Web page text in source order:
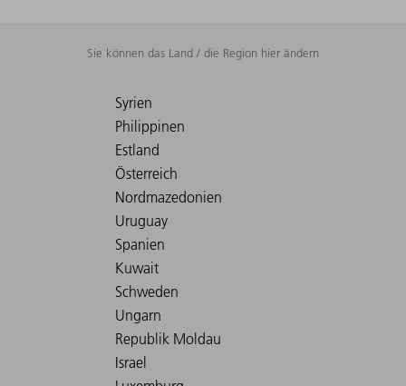
Sie können das Land / die Region hier ändern